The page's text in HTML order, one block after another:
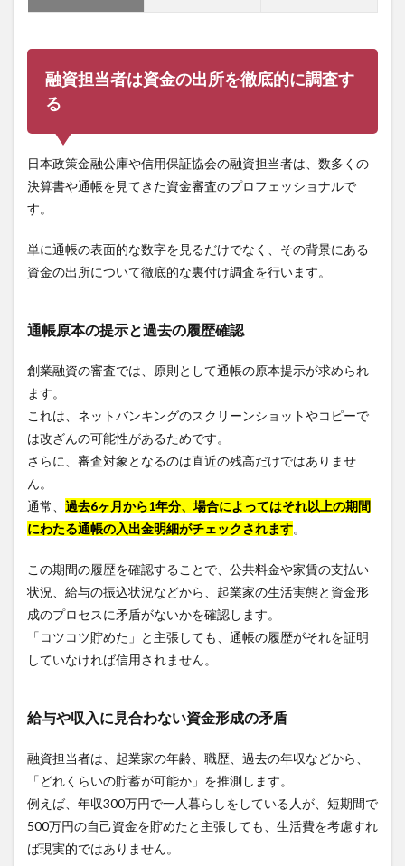
融資担当者は資金の出所を徹底的に調査す
る
日本政策金融公庫や信用保証協会の融資担当者は、数多くの
決算書や通帳を見てきた資金審査のプロフェッショナルで
す。
単に通帳の表面的な数字を見るだけでなく、その背景にある
資金の出所について徹底的な裏付け調査を行います。
通帳原本の提示と過去の履歴確認
創業融資の審査では、原則として通帳の原本提示が求められ
ます。
これは、ネットバンキングのスクリーンショットやコピーで
は改ざんの可能性があるためです。
さらに、審査対象となるのは直近の残高だけではありませ
ん。
通常、 過去6ヶ月から1年分、場合によってはそれ以上の期間
にわたる通帳の入出金明細がチェックされます。
この期間の履歴を確認することで、公共料金や家賃の支払い
状況、給与の振込状況などから、起業家の生活実態と資金形
成のプロセスに矛盾がないかを確認します。
「コツコツ貯めた」と主張しても、通帳の履歴がそれを証明
していなければ信用されません。
給与や収入に見合わない資金形成の矛盾
融資担当者は、起業家の年齢、職歴、過去の年収などから、
「どれくらいの貯蓄が可能か」を推測します。
例えば、年収300万円で一人暮らしをしている人が、短期間で
500万円の自己資金を貯めたと主張しても、生活費を考慮すれ
ば現実的ではありません。